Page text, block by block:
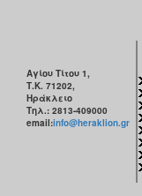
Αγίου Τίτου 1,
Τ.Κ. 71202,
Ηράκλειο
Τηλ.: 2813-409000
email:info@heraklion.gr